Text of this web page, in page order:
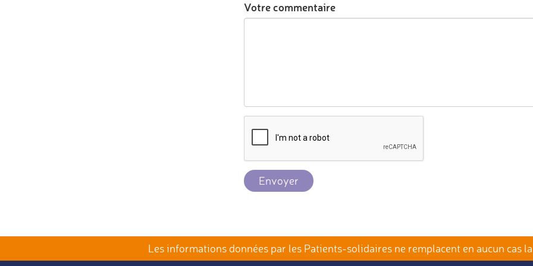
Votre commentaire
Envoyer
Les informations données par les Patients-solidaires ne remplacent en aucun cas